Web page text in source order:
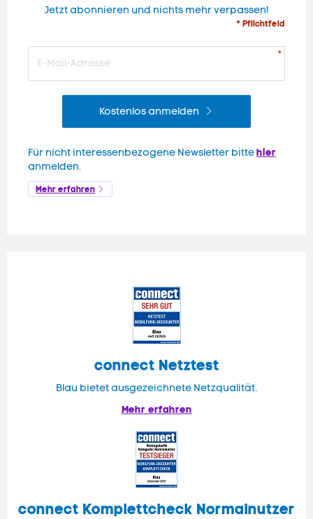
Jetzt abonnieren und nichts mehr verpassen!
* Pflichtfeld
Kostenlos anmelden
Für nicht interessenbezogene Newsletter bittehier
anmelden.
Mehr erfahren
connect Netztest
Blau bietet ausgezeichnete Netzqualität.
Mehr erfahren
connect Komplettcheck Normalnutzer